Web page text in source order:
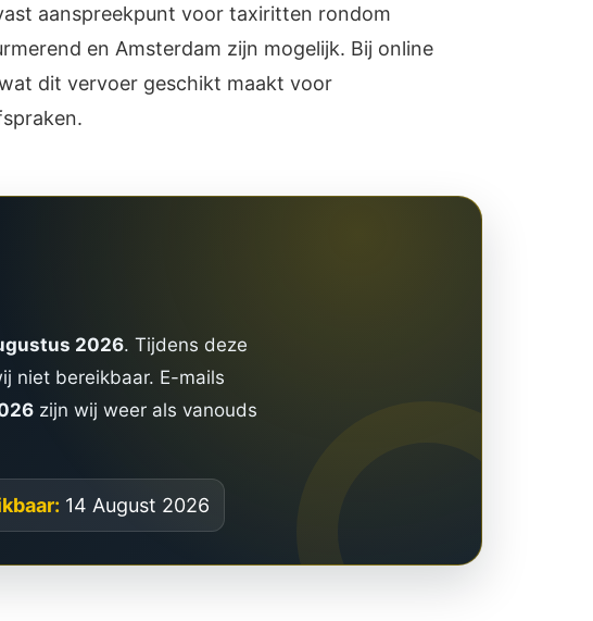
aanspreekpunt voor taxiritten rondom
en Amsterdam zijn mogelijk. Bij online
dit vervoer geschikt maakt voor
2026. Tijdens deze
niet bereikbaar. E-mails
zijn wij weer als vanouds
14 August 2026